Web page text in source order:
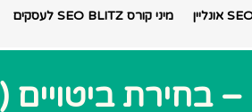
מיני קורס SEO BLITZ לעסקים